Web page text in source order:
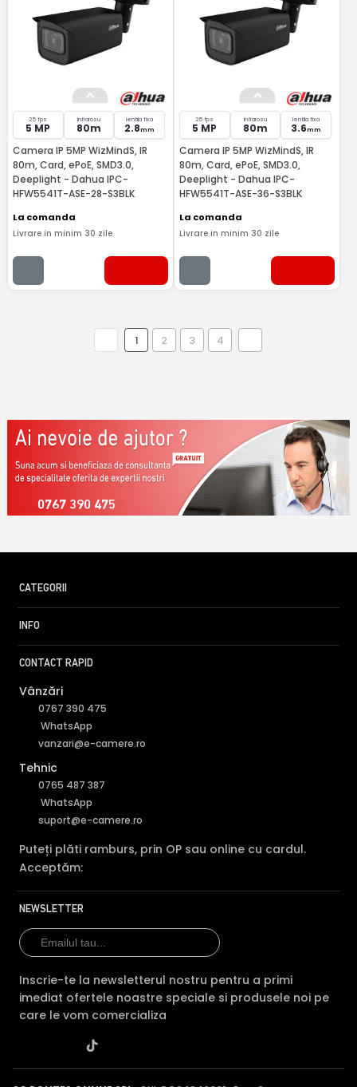
25 fps
5 MP
Infrarosu
80m
lentila fixa
2.8mm
Camera IP 5MP WizMindS, IR
80m, Card, ePoE, SMD3.0,
Deeplight - Dahua IPC-
HFW5541T-ASE-28-S3BLK
La comanda
Livrare in minim 30 zile
25 fps
5 MP
Infrarosu
80m
lentila fixa
3.6mm
Camera IP 5MP WizMindS, IR
80m, Card, ePoE, SMD3.0,
Deeplight - Dahua IPC-
HFW5541T-ASE-36-S3BLK
La comanda
Livrare in minim 30 zile
1 2 3 4
0767 390 475
CATEGORII
INFO
CONTACT RAPID
Vânzări
0767 390 475
WhatsApp
vanzari@e-camere.ro
Tehnic
0765 487 387
WhatsApp
suport@e-camere.ro
Puteți plăti ramburs, prin OP sau online cu cardul.
Acceptăm:
NEWSLETTER
Inscrie-te la newsletterul nostru pentru a primi
imediat ofertele noastre speciale si produsele noi pe
care le vom comercializa